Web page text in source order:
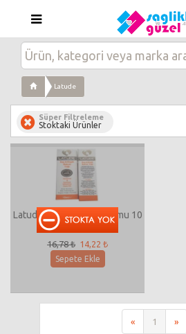
Latude
Süper Filtreleme
Stoktaki Ürünler
Latude Kaş & Kirpik Serumu 10
ml
16,78 ₺ 14,22 ₺
Sepete Ekle
« 1 »